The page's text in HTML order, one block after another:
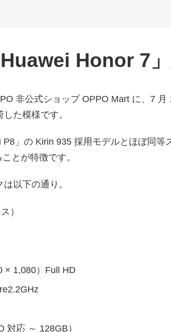
Honor 7
非公式ショップ OPPO Mart に、7 月
た模様です。
P8」の Kirin 935 採用モデルとほぼ同等
とが特徴です。
以下の通り。
）
× 1,080）Full HD
対応 ～ 128GB）